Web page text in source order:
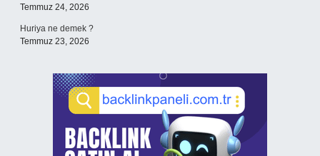
Temmuz 24, 2026
Huriya ne demek ?
Temmuz 23, 2026